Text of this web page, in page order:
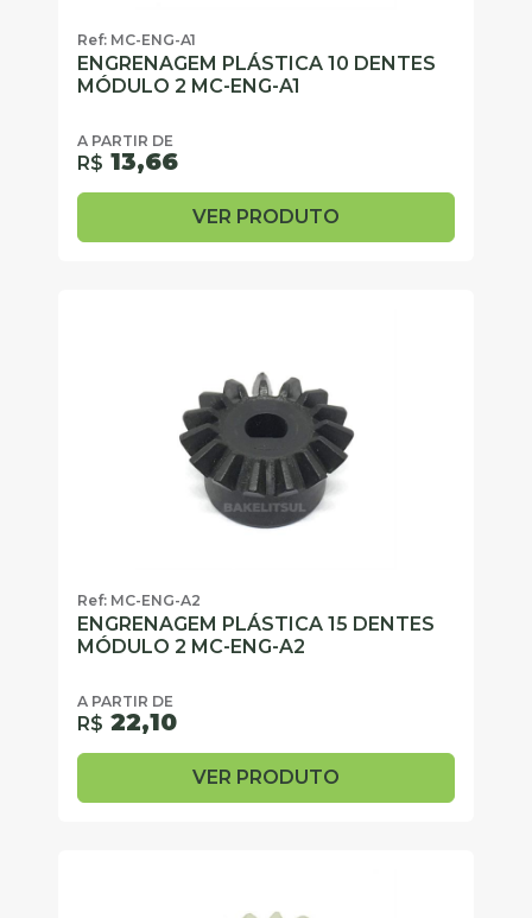
Ref: MC-ENG-A1
ENGRENAGEM PLÁSTICA 10 DENTES
MÓDULO 2 MC-ENG-A1
A PARTIR DE
R$ 13,66
VER PRODUTO
Ref: MC-ENG-A2
ENGRENAGEM PLÁSTICA 15 DENTES
MÓDULO 2 MC-ENG-A2
A PARTIR DE
R$ 22,10
VER PRODUTO